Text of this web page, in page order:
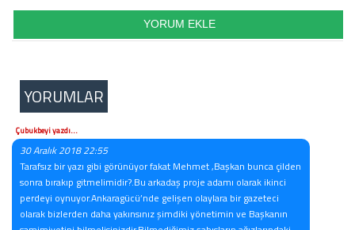
YORUMLAR
Çubukbeyi yazdı...
30 Aralık 2018 22:55
Tarafsız bir yazı gibi görünüyor fakat Mehmet ,Başkan bunca çilden
sonra bırakıp gitmelimidir?.Bu arkadaş proje adamı olarak ikinci
perdeyi oynuyor.Ankaragücü’nde gelişen olaylara bir gazeteci
olarak bizlerden daha yakınsınız şimdiki yönetimin ve Başkanın